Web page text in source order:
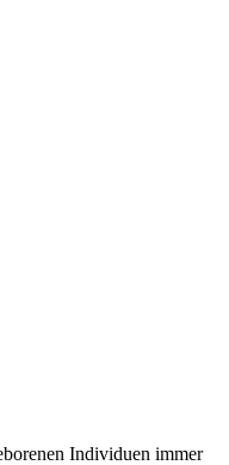
Individuen immer